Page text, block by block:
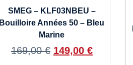
SMEG – KLF03NBEU –
Bouilloire Années 50 – Bleu
Marine
169,00€ 149,00 €